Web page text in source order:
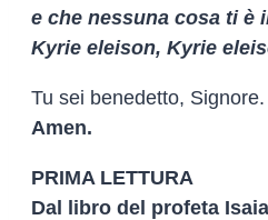
e che nessuna cosa ti è
Kyrie eleison, Kyrie
Tu sei benedetto, Signore.
Amen.
PRIMA LETTURA
Dal libro del profeta Isaia